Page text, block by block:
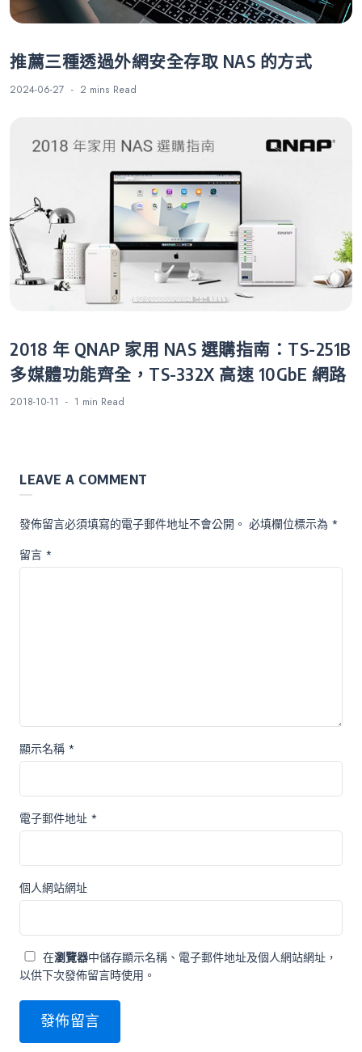
推薦三種透過外網安全存取 NAS 的方式
2024-06-27 2 mins Read
2018 年 QNAP 家用 NAS 選購指南：TS-251B
多媒體功能齊全，TS-332X 高速 10GbE 網路
2018-10-11 1 min Read
LEAVE A COMMENT
發佈留言必須填寫的電子郵件地址不會公開。 必填欄位標示為 *
留言 *
顯示名稱 *
電子郵件地址 *
個人網站網址
在瀏覽器中儲存顯示名稱、電子郵件地址及個人網站網址，
以供下次發佈留言時使用。